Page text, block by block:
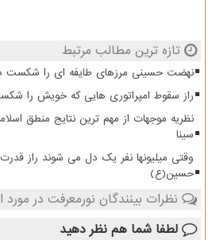
تازه ترین مطالب مرتبط
نهضت حسینی مرزهای طایفه ای را شکست
راز سقوط امپراتوری هایی که خویش را
نظریه موجهات از مهم ترین نتایج منطق
سینا
وقتی میلیونها نفر یک دل می شوند راز
حسین(ع)
نظرات بینندگان نورمعرفت در
لطفا شما هم نظر دهید